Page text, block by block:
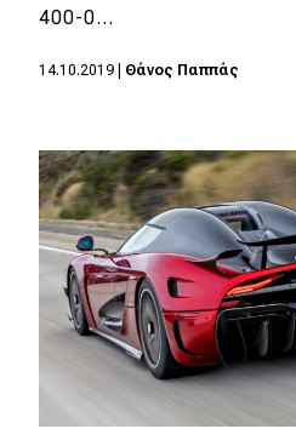
400-0…
14.10.2019 Θάνος Παππάς